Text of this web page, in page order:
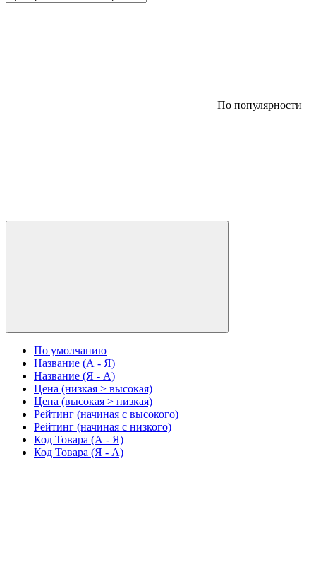
По популярности
По умолчанию
Название (А - Я)
Название (Я - А)
Цена (низкая > высокая)
Цена (высокая > низкая)
Рейтинг (начиная с высокого)
Рейтинг (начиная с низкого)
Код Товара (А - Я)
Код Товара (Я - А)